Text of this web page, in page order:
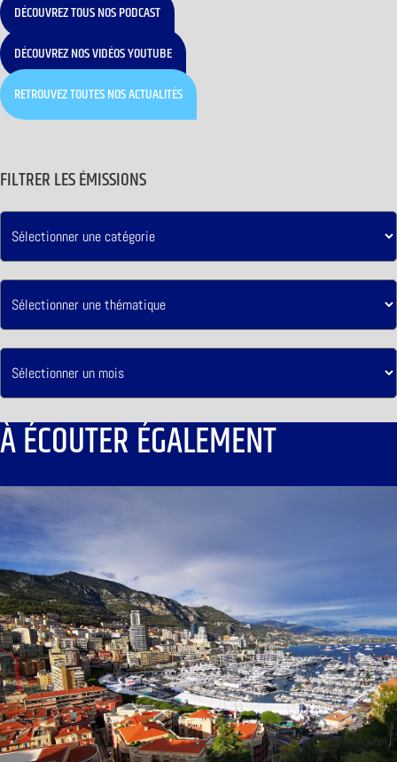
DÉCOUVREZ TOUS NOS PODCAST
DÉCOUVREZ NOS VIDÉOS YOUTUBE
RETROUVEZ TOUTES NOS ACTUALITÉS
FILTRER LES ÉMISSIONS
À ÉCOUTER ÉGALEMENT